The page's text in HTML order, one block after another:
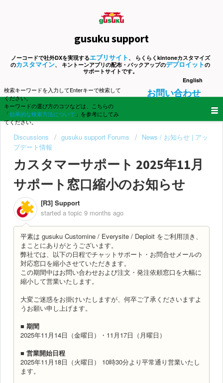
gusuku support
ノーコードで社外DXを実現するエブリサイト 、 らくらくkintoneカスタマイズ
のカスタマイン、 キントーンアプリの配布・バックアップのデプロイットの
サポートサイトです。
English
検索キーワードを入力してEnterキーで検索して
ください。
キーワードの選び方のコツなどは、こちらの
「効果的な検索方法について 」を参考にしてみ
てください。
お問い合わせ
Discussions gusuku support Forums
News / お知らせ | アッ
プデート情報
カスタマーサポート 2025年11月
サポート窓口縮小のお知らせ
[R3] Support
started a topic 9 months ago
平素は gusuku Customine / Everysite / Deploit をご利用頂き、
まことにありがとうございます。
弊社では、以下の日程でチャットサポート・お問合せメールの
対応窓口を縮小させていただきます。
この期間中はお問い合わせおよび注文・発注依頼窓口を大幅に
縮小して営業いたします。
大変ご迷惑をお掛けいたしますが、何卒ご了承くださいますよ
うお願い申し上げます。
■ 期間
2025年11月14日（金曜日）・11月17日（月曜日）
■ 営業開始日程
2025年11月18日（火曜日） 10時30分より平常通り営業いたし
ます。